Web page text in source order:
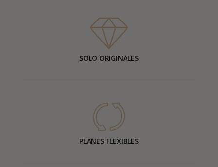
SOLO ORIGINALES
PLANES FLEXIBLES